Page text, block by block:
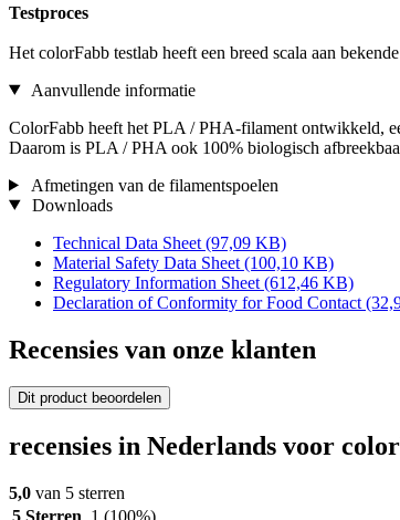
Testproces
Het colorFabb testlab heeft een breed scala aan
Aanvullende informatie
ColorFabb heeft het PLA / PHA-filament ontwikkeld,
Daarom is PLA / PHA ook 100% biologisch
Afmetingen van de filamentspoelen
Downloads
Technical Data Sheet (97,09 KB)
Material Safety Data Sheet (100,10 KB)
Regulatory Information Sheet (612,46 KB)
Declaration of Conformity for Food Contact
Recensies van onze klanten
Dit product beoordelen
recensies in Nederlands voor
5,0 van 5 sterren